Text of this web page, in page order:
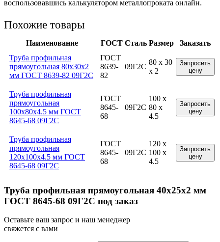
воспользовавшись калькулятором металлопроката онлайн.
Похожие товары
Наименование ГОСТ Сталь Размер
Заказать
Труба профильная
прямоугольная 80x30x2
мм ГОСТ 8639-82 09Г2С
ГОСТ
8639-
82
09Г2С
80 x 30
x 2
Запросить
цену
Труба профильная
прямоугольная
100x80x4.5 мм ГОСТ
8645-68 09Г2С
ГОСТ
8645-
68
09Г2С
100 x
80 x
4.5
Запросить
цену
Труба профильная
прямоугольная
120x100x4.5 мм ГОСТ
8645-68 09Г2С
ГОСТ
8645-
68
09Г2С
120 x
100 x
4.5
Запросить
цену
Труба профильная прямоугольная 40x25x2 мм
ГОСТ 8645-68 09Г2С под заказ
Оставьте ваш запрос и наш менеджер
свяжется с вами